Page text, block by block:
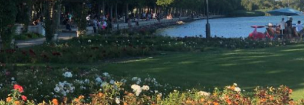
Kiválasztottak engedélyezése
Összes süti engedélyezése
Összes süti visszautasítása
Ön a hozzájárulását bármikor visszavonhatja a weboldal ezen
visszavonása nem érinti a hozzájáruláson alapuló, a visszavonás előtti